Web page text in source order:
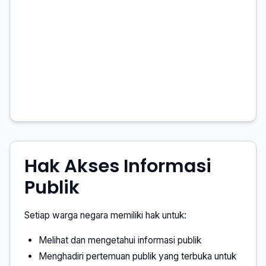
Hak Akses Informasi
Publik
Setiap warga negara memiliki hak untuk:
Melihat dan mengetahui informasi publik
Menghadiri pertemuan publik yang terbuka untuk